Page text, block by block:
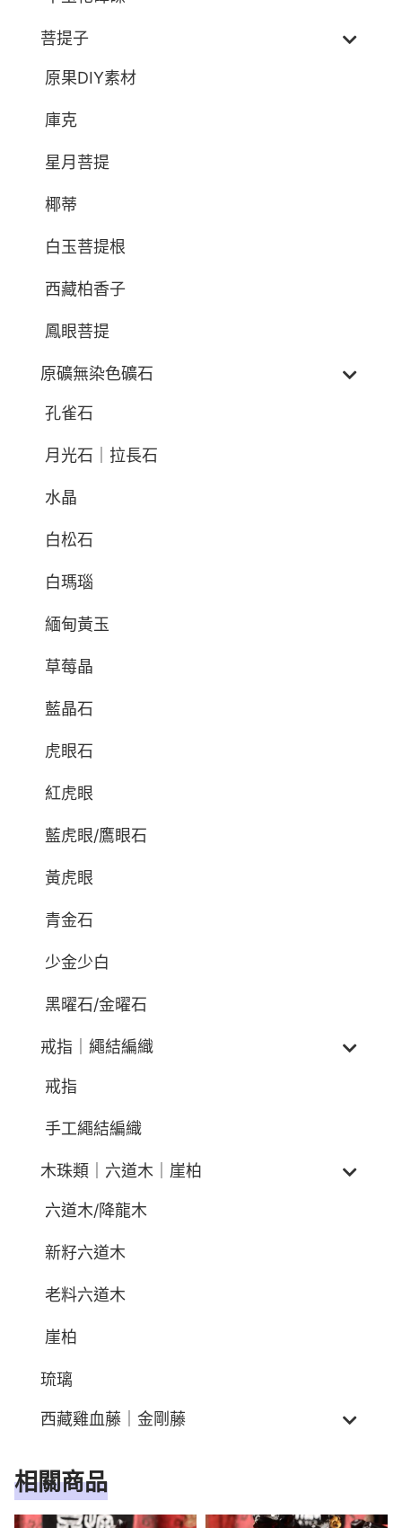
菩提子
原果DIY素材
庫克
星月菩提
椰蒂
白玉菩提根
西藏柏香子
鳳眼菩提
原礦無染色礦石
孔雀石
月光石｜拉長石
水晶
白松石
白瑪瑙
緬甸黃玉
草莓晶
藍晶石
虎眼石
紅虎眼
藍虎眼/鷹眼石
黃虎眼
青金石
少金少白
黑曜石/金曜石
戒指｜繩結編織
戒指
手工繩結編織
木珠類｜六道木｜崖柏
六道木/降龍木
新籽六道木
老料六道木
崖柏
琉璃
西藏雞血藤｜金剛藤
相關商品